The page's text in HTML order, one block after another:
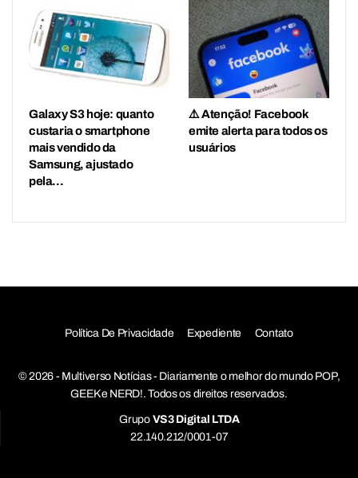
Galaxy S3 hoje: quanto
custaria o smartphone
mais vendido da
Samsung, ajustado
pela…
⚠️ Atenção! Facebook
emite alerta para todos os
usuários
Política De Privacidade Expediente Contato
© 2026 - Multiverso Notícias - Diariamente o melhor do mundo POP,
GEEK e NERD!. Todos os direitos reservados.
Grupo VS3 Digital LTDA
22.140.212/0001-07